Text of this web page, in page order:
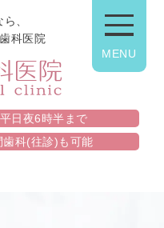
、
科医院
平日夜6時半まで
科(往診)も可能
MENU
内容
一般歯科
小児歯科